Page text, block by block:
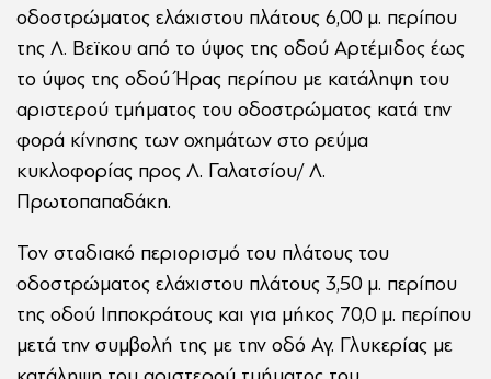
οδοστρώματος ελάχιστου πλάτους 6,00 μ. περίπου
της Λ. Βεϊκου από το ύψος της οδού Αρτέμιδος έως
το ύψος της οδού Ήρας περίπου με κατάληψη του
αριστερού τμήματος του οδοστρώματος κατά την
φορά κίνησης των οχημάτων στο ρεύμα
κυκλοφορίας προς Λ. Γαλατσίου/ Λ.
Πρωτοπαπαδάκη.
Τον σταδιακό περιορισμό του πλάτους του
οδοστρώματος ελάχιστου πλάτους 3,50 μ. περίπου
της οδού Ιπποκράτους και για μήκος 70,0 μ. περίπου
μετά την συμβολή της με την οδό Αγ. Γλυκερίας με